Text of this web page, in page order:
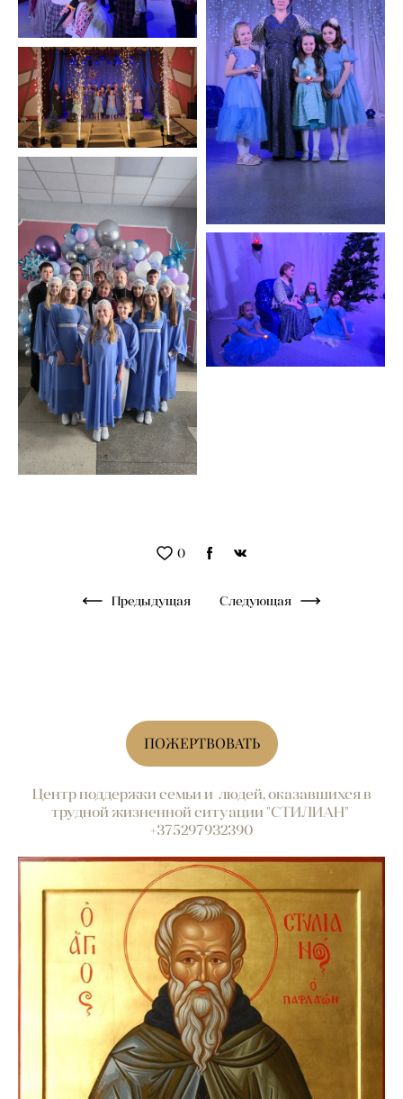
0
Предыдущая Следующая
ПОЖЕРТВОВАТЬ
Центр поддержки семьи и людей, оказавшихся в
трудной жизненной ситуации "СТИЛИАН"
+375297932390